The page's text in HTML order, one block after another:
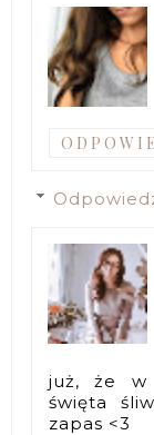
już, że w
święta
zapas <3